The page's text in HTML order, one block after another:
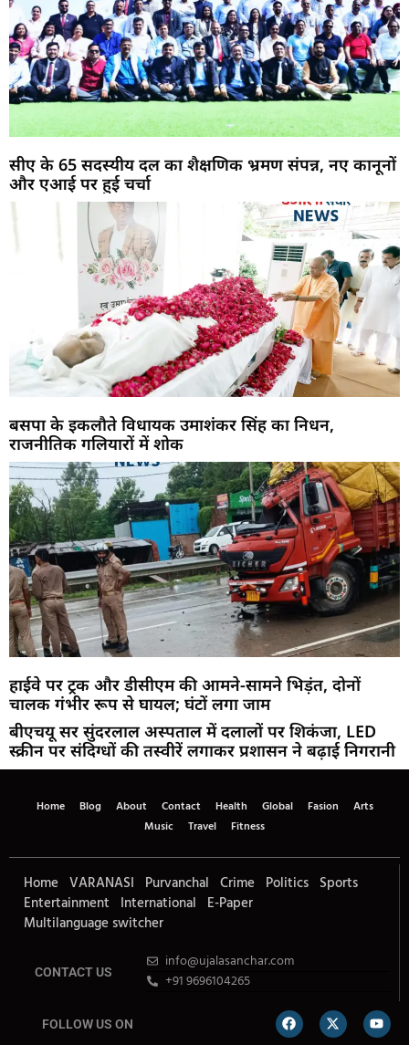
सीए के 65 सदस्यीय दल का शैक्षणिक भ्रमण संपन्न, नए कानूनों
और एआई पर हुई चर्चा
बसपा के इकलौते विधायक उमाशंकर सिंह का निधन,
राजनीतिक गलियारों में शोक
हाईवे पर ट्रक और डीसीएम की आमने-सामने भिड़ंत, दोनों
चालक गंभीर रूप से घायल; घंटों लगा जाम
बीएचयू सर सुंदरलाल अस्पताल में दलालों पर शिकंजा, LED
स्क्रीन पर संदिग्धों की तस्वीरें लगाकर प्रशासन ने बढ़ाई निगरानी
Home Blog About Contact Health Global Fasion
Arts
Music
Travel Fitness
Home VARANASI Purvanchal Crime Politics Sports
Entertainment International E-Paper
Multilanguage switcher
CONTACT US
info@ujalasanchar.com
+91 9696104265
FOLLOW US ON